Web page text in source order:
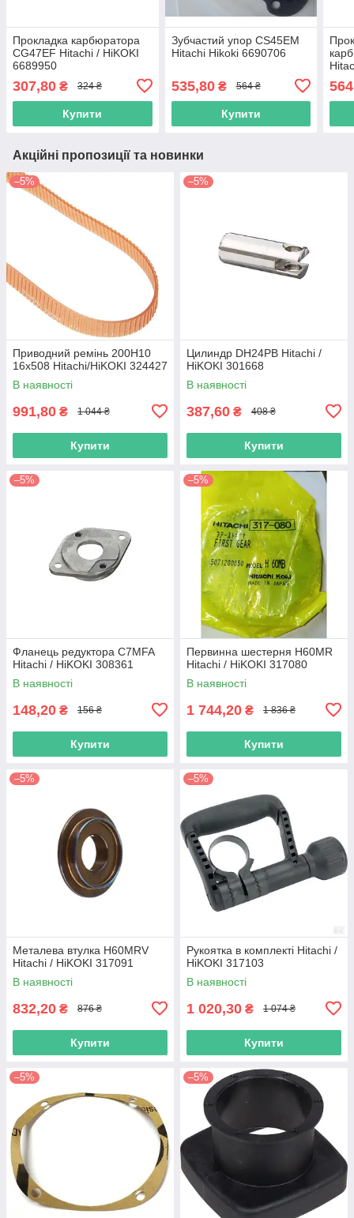
Прокладка карбюратора
CG47EF Hitachi / HiKOKI
6689950
307,80 ₴ 324 ₴
Купити
Зубчастий упор CS45EМ
Hitachi Hikoki 6690706
535,80₴ 564 ₴
Купити
Акційні пропозиції та новинки
–5%
Приводний ремінь 200Н10
16х508 Hitachi/HiKOKI 324427
В наявності
991,80 ₴ 1 044 ₴
Купити
–5%
Цилиндр DH24PB Hitachi /
HiKOKI 301668
В наявності
387,60 ₴ 408 ₴
Купити
–5%
Фланець редуктора C7MFA
Hitachi / HiKOKI 308361
В наявності
148,20 ₴ 156 ₴
Купити
–5%
Первинна шестерня H60MR
Hitachi / HiKOKI 317080
В наявності
1 744,20 ₴ 1 836 ₴
Купити
–5%
Металева втулка H60MRV
Hitachi / HiKOKI 317091
В наявності
832,20 ₴ 876 ₴
Купити
–5%
Рукоятка в комплекті Hitachi /
HiKOKI 317103
В наявності
1 020,30 ₴ 1 074 ₴
Купити
–5% –5%